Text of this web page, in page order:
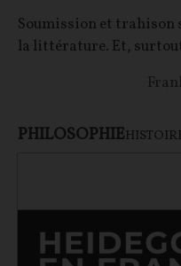
Soumission et trahison
la littérature. Et,
PHILOSOPHIE